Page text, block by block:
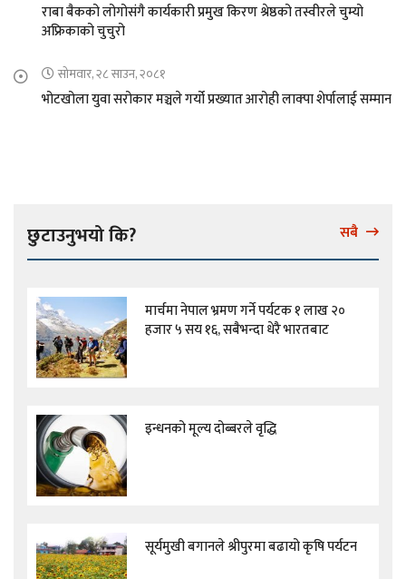
राबा बैकको लोगोसंगै कार्यकारी प्रमुख किरण श्रेष्ठको तस्वीरले चुम्यो
अफ्रिकाको चुचुरो
सोमवार, २८ साउन, २०८१
भोटखोला युवा सरोकार मञ्चले गर्यो प्रख्यात आरोही लाक्पा शेर्पालाई सम्मान
छुटाउनुभयो कि? सबै
मार्चमा नेपाल भ्रमण गर्ने पर्यटक १ लाख २०
हजार ५ सय १६, सबैभन्दा धेरै भारतबाट
इन्धनको मूल्य दोब्बरले वृद्धि
सूर्यमुखी बगानले श्रीपुरमा बढायो कृषि पर्यटन